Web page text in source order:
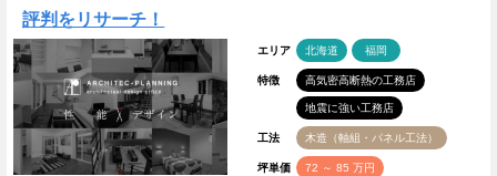
評判をリサーチ！
エリア 北海道 福岡
特徴 高気密高断熱の工務店
地震に強い工務店
工法 木造（軸組・パネル工法）
坪単価 72 ～ 85 万円